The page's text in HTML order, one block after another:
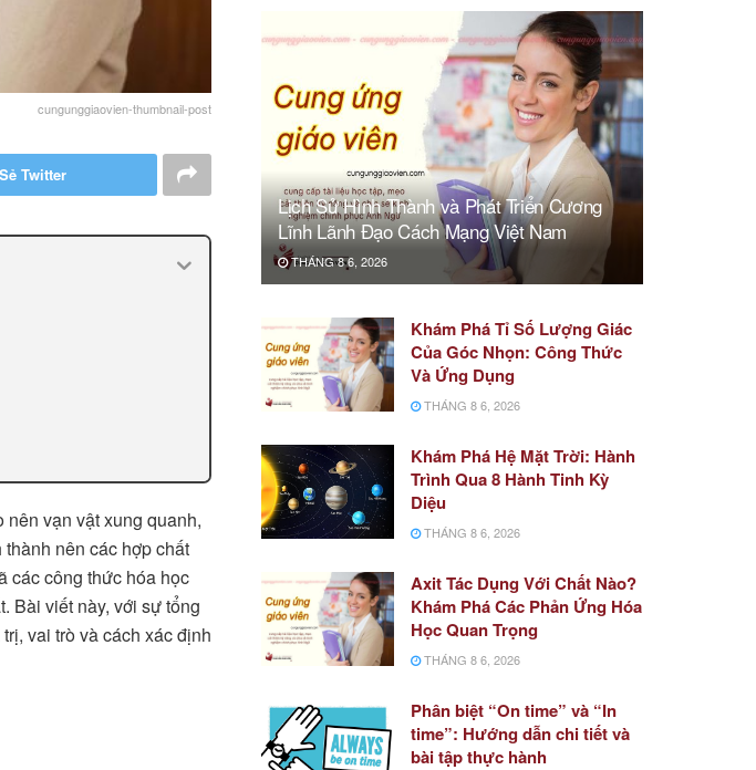
cungunggiaovien-thumbnail-post
Twitter
vạn vật xung quanh,
thành nên các hợp chất
các công thức hóa học
Bài viết này, với sự tổng
vai trò và cách xác định
Lịch Sử Hình Thành và Phát Triển Cương
Lĩnh Lãnh Đạo Cách Mạng Việt Nam
THÁNG 8 6, 2026
Khám Phá Tỉ Số Lượng Giác
Của Góc Nhọn: Công Thức
Và Ứng Dụng
THÁNG 8 6, 2026
Khám Phá Hệ Mặt Trời: Hành
Trình Qua 8 Hành Tinh Kỳ
Diệu
THÁNG 8 6, 2026
Axit Tác Dụng Với Chất Nào?
Khám Phá Các Phản Ứng Hóa
Học Quan Trọng
THÁNG 8 6, 2026
Phân biệt “On time” và “In
time”: Hướng dẫn chi tiết và
bài tập thực hành